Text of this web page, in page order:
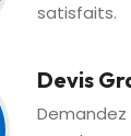
satisfaits.
Devis